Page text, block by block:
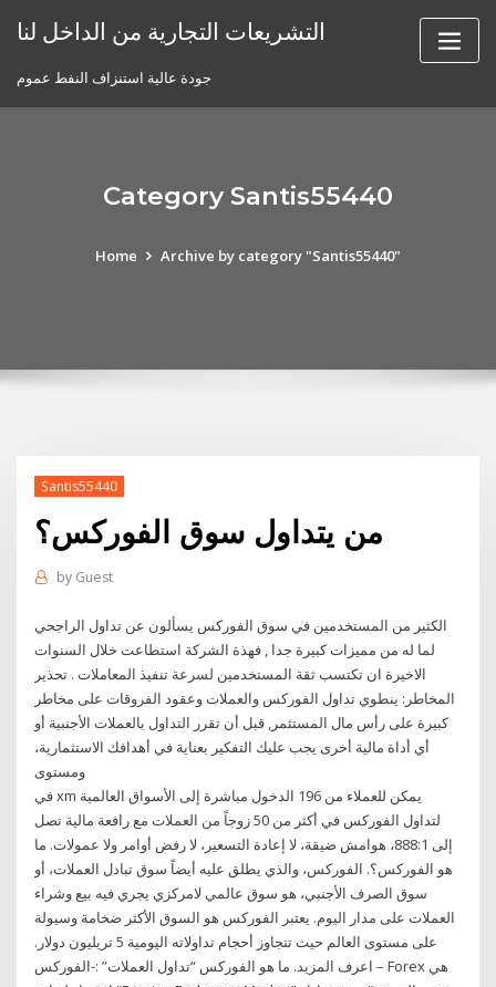
التشريعات التجارية من الداخل لنا
جودة عالية استنزاف النفط عموم
Category Santis55440
Home Archive by category "Santis55440"
Santis55440
من يتداول سوق الفوركس؟
by Guest
الكثير من المستخدمين في سوق الفوركس يسألون عن تداول الراجحي
لما له من مميزات كبيرة جدا , فهذة الشركة استطاعت خلال السنوات
الاخيرة ان تكتسب ثقة المستخدمين لسرعة تنفيذ المعاملات . تحذير
المخاطر: ينطوي تداول الفوركس والعملات وعقود الفروقات على مخاطر
كبيرة على رأس مال المستثمر, قبل أن تقرر التداول بالعملات الأجنبية أو
أي أداة مالية أخرى يجب عليك التفكير بعناية في أهدافك الاستثمارية،
ومستوى
في xm يمكن للعملاء من 196 الدخول مباشرة إلى الأسواق العالمية
لتداول الفوركس في أكثر من 50 زوجاً من العملات مع رافعة مالية تصل
إلى 888:1، هوامش ضيقة، لا إعادة التسعير، لا رفض أوامر ولا عمولات. ما
هو الفوركس؟. الفوركس، والذي يطلق عليه أيضاً سوق تبادل العملات، أو
سوق الصرف الأجنبي، هو سوق عالمي لامركزي يجري فيه بيع وشراء
العملات على مدار اليوم. يعتبر الفوركس هو السوق الأكثر ضخامة وسيولة
على مستوى العالم حيث تتجاوز أحجام تداولاته اليومية 5 تريليون دولار.
اعرف المزيد. ما هو الفوركس “تداول العملات” :-الفوركس – Forex هي